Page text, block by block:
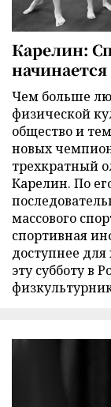
Карелин:
Чем больше
физической
общество и
новых
трехкратный
Карелин. По
массового
спортивная
доступнее
эту субботу в